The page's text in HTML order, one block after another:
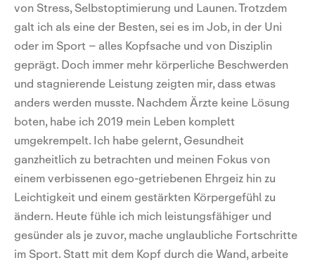
von Stress, Selbstoptimierung und Launen. Trotzdem
galt ich als eine der Besten, sei es im Job, in der Uni
oder im Sport – alles Kopfsache und von Disziplin
geprägt. Doch immer mehr körperliche Beschwerden
und stagnierende Leistung zeigten mir, dass etwas
anders werden musste. Nachdem Ärzte keine Lösung
boten, habe ich 2019 mein Leben komplett
umgekrempelt. Ich habe gelernt, Gesundheit
ganzheitlich zu betrachten und meinen Fokus von
einem verbissenen ego-getriebenen Ehrgeiz hin zu
Leichtigkeit und einem gestärkten Körpergefühl zu
ändern. Heute fühle ich mich leistungsfähiger und
gesünder als je zuvor, mache unglaubliche Fortschritte
im Sport. Statt mit dem Kopf durch die Wand, arbeite